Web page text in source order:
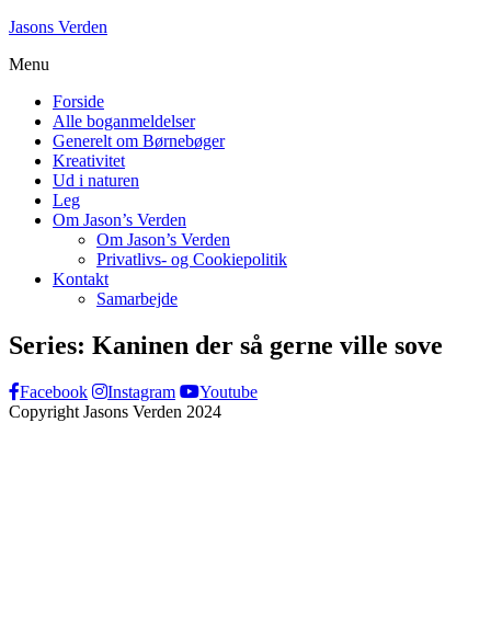
Skip
content
Jasons Verden
Menu
Forside
Alle boganmeldelser
Generelt om Børnebøger
Kreativitet
Ud i naturen
Leg
Om Jason’s Verden
Om Jason’s Verden
Privatlivs- og Cookiepolitik
Kontakt
Samarbejde
Series: Kaninen der så gerne ville sove
Facebook Instagram
Youtube
Copyright Jasons Verden 2024